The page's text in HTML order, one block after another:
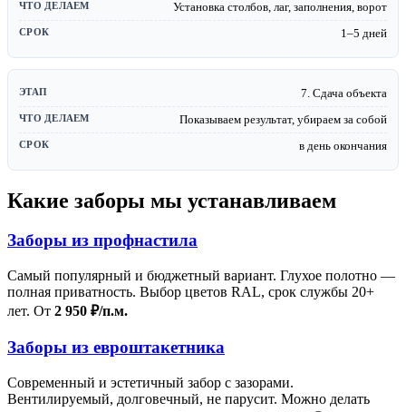
Установка столбов, лаг, заполнения, ворот
1–5 дней
7. Сдача объекта
Показываем результат, убираем за собой
в день окончания
Какие заборы мы устанавливаем
Заборы из профнастила
Самый популярный и бюджетный вариант. Глухое полотно —
полная приватность. Выбор цветов RAL, срок службы 20+
лет. От 2 950 ₽/п.м.
Заборы из евроштакетника
Современный и эстетичный забор с зазорами.
Вентилируемый, долговечный, не парусит. Можно делать